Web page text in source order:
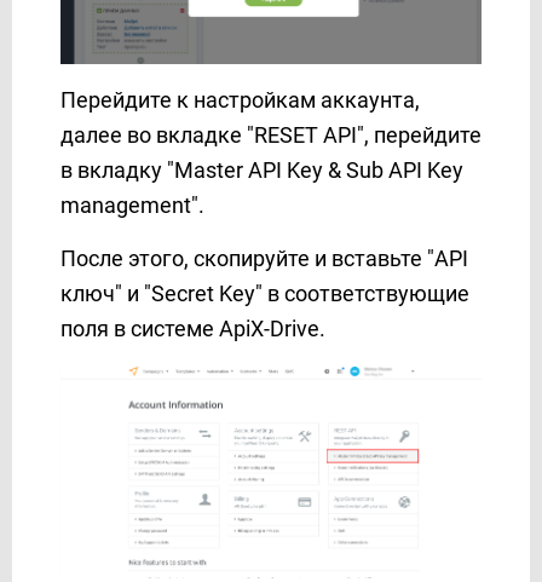
Mobile Text Alerts
Mobiniti
Mobizon
Monday.com
MoonMail
Moosend
MySQL
Notion
Omnicell
Omnisend
OneBox
Ontraport
Opencart
PDL-profit
Перейдите к настройкам аккаунта,
далее во вкладке "RESET API", перейдите
в вкладку "Master API Key & Sub API Key
management".
После этого, скопируйте и вставьте "API
ключ" и "Secret Key" в соответствующие
поля в системе ApiX-Drive.